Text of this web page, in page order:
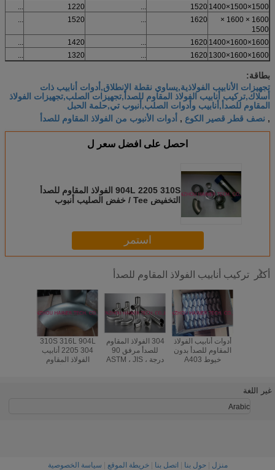
1500×1500×1400
1520
1220
1600 × 1600 ×
1500
1620
1520
1600×1600×1400
1620
1420
1600×1600×1300
1620
1320
بطاقة:
تجهيزات الأنابيب الفولاذية,يساوي نقطة الإنطلاق,أدوات أنابيب ذات
أسلاك,تركيب أنابيب الفولاذ المقاوم للصدأ,تجهيزات الصلب,تجهيزات الفولاذ
المقاوم للصدأ,أنابيب وأدوات الصلب,أنبوب تي,حلمة الحبل
, نصف قطر قصير الكوع , أدوات الأنبوب من الفولاذ المقاوم للصدأ
احصل على افضل سعر ل
904L 2205 310S الفولاذ المقاوم للصدأ
التخفيض Tee / خفض الصليب أنبوب
استمر
أكثر تركيب أنابيب الفولاذ المقاوم للصدأ
310S 316L 904L
2205 304 أنابيب
الفولاذ المقاوم
304 الفولاذ المقاوم
للصدأ مرفق 90
درجة ، ASTM ، JIS
أدوات أنابيب الفولاذ
المقاوم للصدأ بدون
خيوط A403
غير اللغة
Arabic
منزل |حول بنا اتصل بنا |خريطة الموقع سياسة الخصوصية